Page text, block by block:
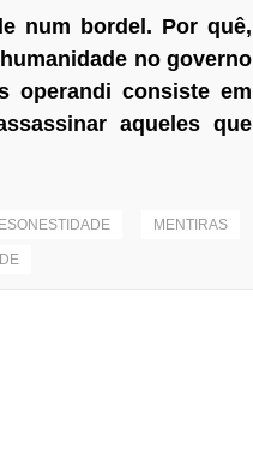
num bordel. Por quê,
no governo
operandi consiste em
aqueles que
MENTIRAS